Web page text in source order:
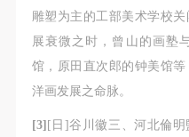
雕塑为主的工部美术学校
展衰微之时，曾山的画塾
馆，原田直次郎的钟美馆
洋画发展之命脉。
[3][日]谷川徽三、河北倫